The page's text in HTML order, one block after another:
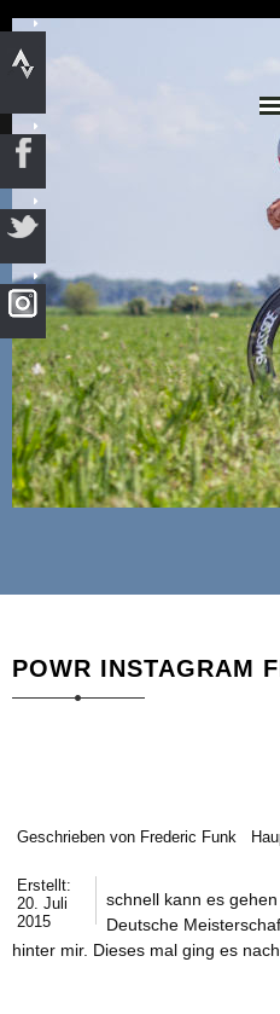
POWR INSTAGRAM
Geschrieben von Frederic Funk
Erstellt:
20. Juli
2015
schnell kann es
Deutsche
hinter mir. Dieses mal ging es